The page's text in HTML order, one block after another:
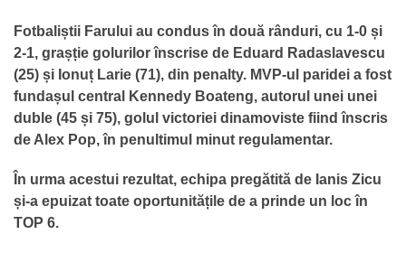
Fotbaliștii Farului au condus în două rânduri, cu 1-0 și
2-1, grașție golurilor înscrise de Eduard Radaslavescu
(25) și Ionuț Larie (71), din penalty. MVP-ul paridei a fost
fundașul central Kennedy Boateng, autorul unei unei
duble (45 și 75), golul victoriei dinamoviste fiind înscris
de Alex Pop, în penultimul minut regulamentar.
În urma acestui rezultat, echipa pregătită de Ianis Zicu
și-a epuizat toate oportunitățile de a prinde un loc în
TOP 6.